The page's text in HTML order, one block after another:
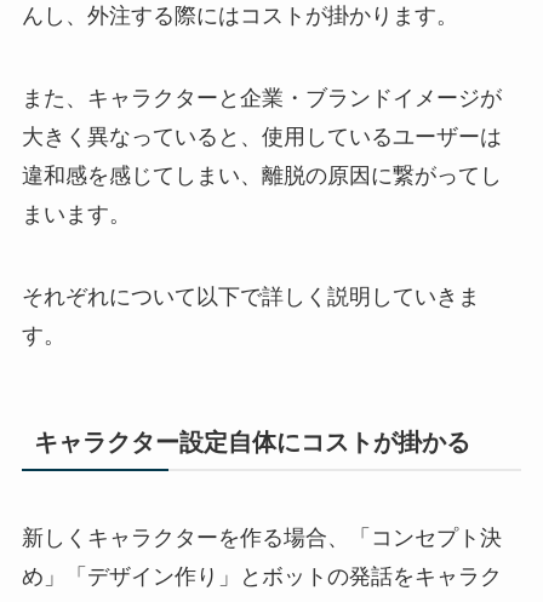
んし、外注する際にはコストが掛かります。
また、キャラクターと企業・ブランドイメージが
大きく異なっていると、使用しているユーザーは
違和感を感じてしまい、離脱の原因に繋がってし
まいます。
それぞれについて以下で詳しく説明していきま
す。
キャラクター設定自体にコストが掛かる
新しくキャラクターを作る場合、「コンセプト決
め」「デザイン作り」とボットの発話をキャラク